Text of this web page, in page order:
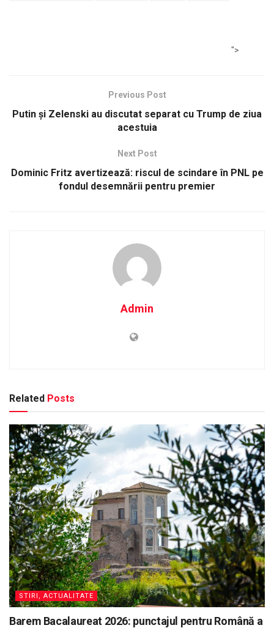
">
Previous Post
Putin și Zelenski au discutat separat cu Trump de ziua
acestuia
Next Post
Dominic Fritz avertizează: riscul de scindare în PNL pe
fondul desemnării pentru premier
Admin
Related Posts
STIRI, ACTUALITATE
Barem Bacalaureat 2026: punctajul pentru Română a